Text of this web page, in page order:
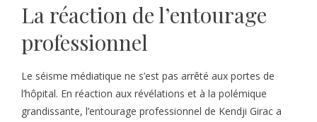
La réaction de l’entourage
professionnel
Le séisme médiatique ne s’est pas arrêté aux portes de
l’hôpital. En réaction aux révélations et à la polémique
grandissante, l’entourage professionnel de Kendji Girac a